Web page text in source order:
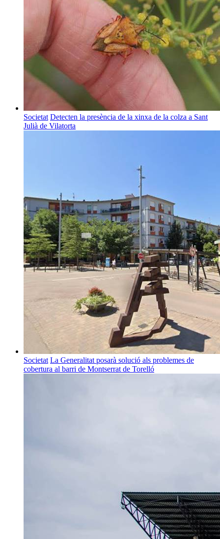
Societat Detecten la presència de la xinxa de la colza a Sant
Julià de Vilatorta
Societat La Generalitat posarà solució als problemes de
cobertura al barri de Montserrat de Torelló